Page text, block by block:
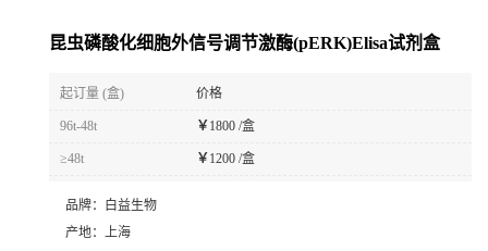
昆虫磷酸化细胞外信号调节激酶(pERK)Elisa试剂盒
起订量 (盒) 价格
96t-48t ￥ 1800 /盒
≥48t ￥ 1200 /盒
品牌：
白益生物
产地： 上海